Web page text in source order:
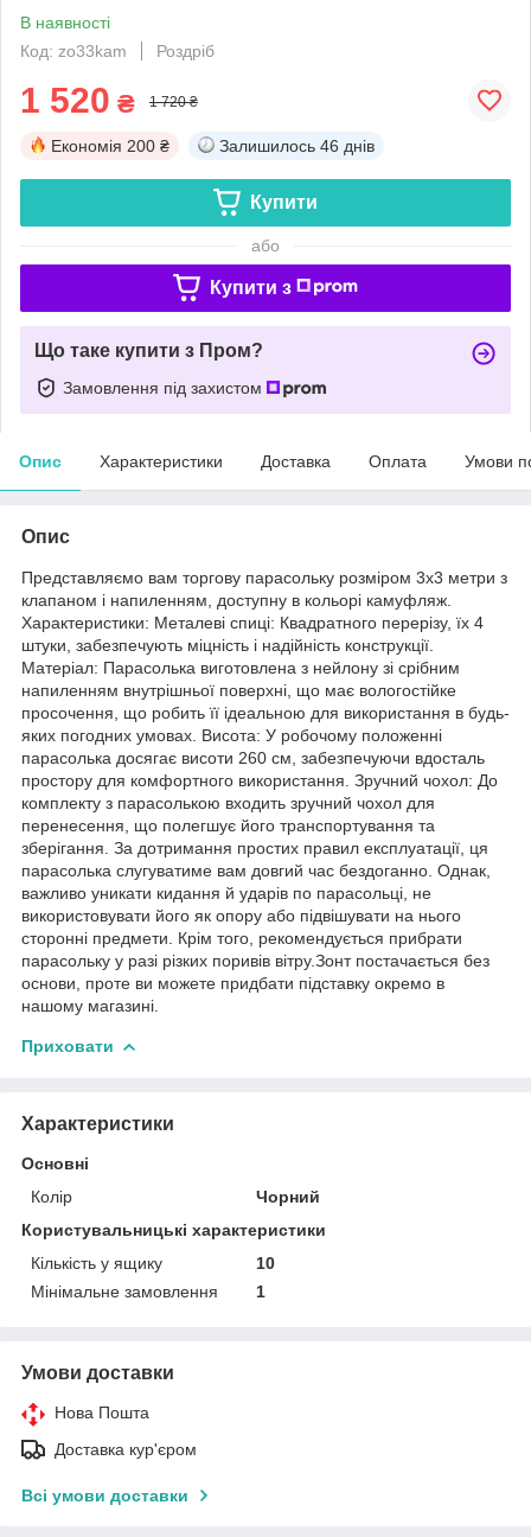
В наявності
Код: zo33kam
Роздріб
1 520 ₴ 1 720 ₴
Економія 200 ₴ Залишилось 46 днів
Купити
або
Купити з
Що таке купити з Пром?
Замовлення під захистом
Опис Характеристики Доставка Оплата Умови
Опис
Представляємо вам торгову парасольку розміром 3х3 метри з
клапаном і напиленням, доступну в кольорі камуфляж.
Характеристики: Металеві спиці: Квадратного перерізу, їх 4
штуки, забезпечують міцність і надійність конструкції.
Матеріал: Парасолька виготовлена з нейлону зі срібним
напиленням внутрішньої поверхні, що має вологостійке
просочення, що робить її ідеальною для використання в будь-
яких погодних умовах. Висота: У робочому положенні
парасолька досягає висоти 260 см, забезпечуючи вдосталь
простору для комфортного використання. Зручний чохол: До
комплекту з парасолькою входить зручний чохол для
перенесення, що полегшує його транспортування та
зберігання. За дотримання простих правил експлуатації, ця
парасолька слугуватиме вам довгий час бездоганно. Однак,
важливо уникати кидання й ударів по парасольці, не
використовувати його як опору або підвішувати на нього
сторонні предмети. Крім того, рекомендується прибрати
парасольку у разі різких поривів вітру.Зонт постачається без
основи, проте ви можете придбати підставку окремо в
нашому магазині.
Приховати
Характеристики
Основні
Колір
Чорний
Користувальницькі характеристики
Кількість у ящику
10
Мінімальне замовлення
1
Умови доставки
Нова Пошта
Доставка кур'єром
Всі умови доставки